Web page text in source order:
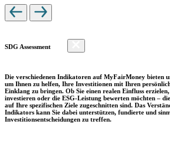
SDG Assessment
Die verschiedenen Indikatoren auf MyFairMoney bieten
um Ihnen zu helfen, Ihre Investitionen mit Ihren
Einklang zu bringen. Ob Sie einen realen Einfluss
investieren oder die ESG-Leistung bewerten möchten –
auf Ihre spezifischen Ziele zugeschnitten sind. Das
Indikators kann Sie dabei unterstützen, fundierte und
Investitionsentscheidungen zu treffen.